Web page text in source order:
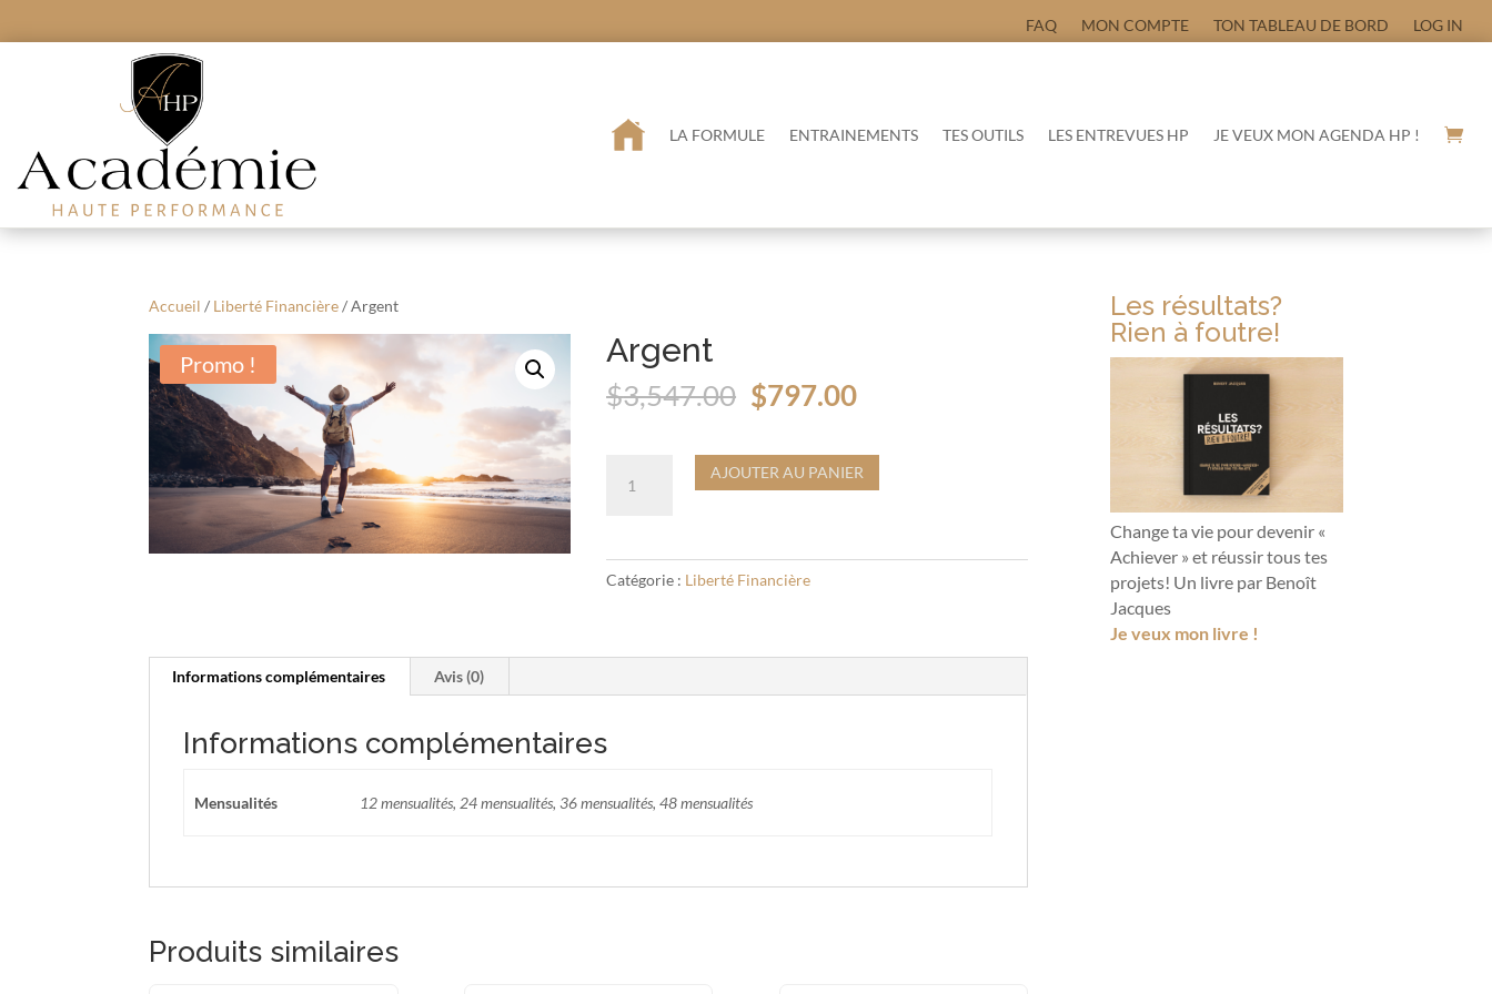
FAQ MON COMPTE TON TABLEAU DE BORD LOG IN
LA FORMULE ENTRAINEMENTS TES OUTILS LES ENTREVUES HP JE VEUX MON AGENDA HP !
Accueil / Liberté Financière/ Argent
Promo ! Argent
$3,547.00 Le
prix
était :
$3,547.00.
$797.00Le
est :
$797.00.
AJOUTER AU PANIER
Catégorie : Liberté Financière
Informations complémentaires Avis (0)
Informations complémentaires
Mensualités 12 mensualités, 24 mensualités, 36 mensualités, 48 mensualités
Produits similaires
Les résultats?
Rien à foutre!
Change ta vie pour devenir «
Achiever » et réussir tous tes
projets! Un livre par Benoît
Jacques
Je veux mon livre !